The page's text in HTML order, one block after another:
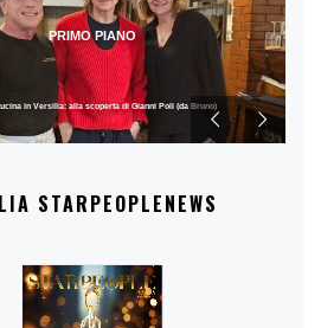
in Versilia: alla scoperta di Gianni Poli (da Bruno)
PRIMO PIANO
STARPEOPLENEWS